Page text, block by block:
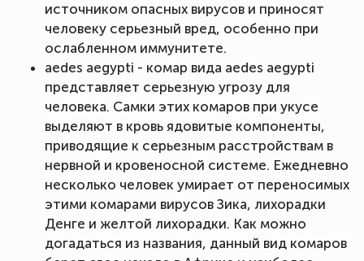
источником опасных вирусов и приносят
человеку серьезный вред, особенно при
ослабленном иммунитете.
aedes aegypti - комар вида aedes aegypti
представляет серьезную угрозу для
человека. Самки этих комаров при укусе
выделяют в кровь ядовитые компоненты,
приводящие к серьезным расстройствам в
нервной и кровеносной системе. Ежедневно
несколько человек умирает от переносимых
этими комарами вирусов Зика, лихорадки
Денге и желтой лихорадки. Как можно
догадаться из названия, данный вид комаров